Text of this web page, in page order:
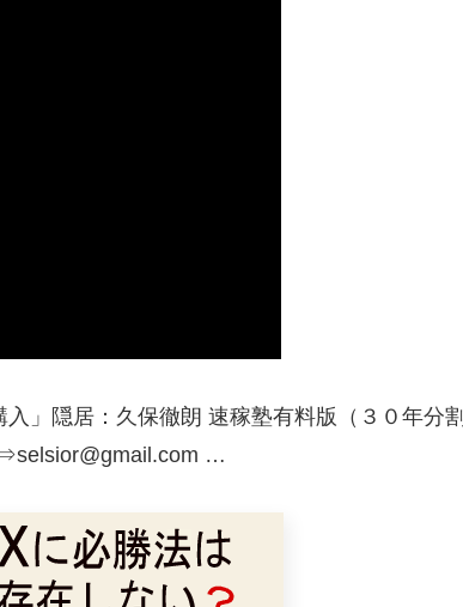
」隠居：久保徹朗 速稼塾有料版（３０年分割
…